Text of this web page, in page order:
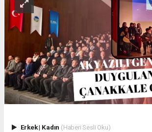
Erkek| Kadın (Haberi Sesli Oku)